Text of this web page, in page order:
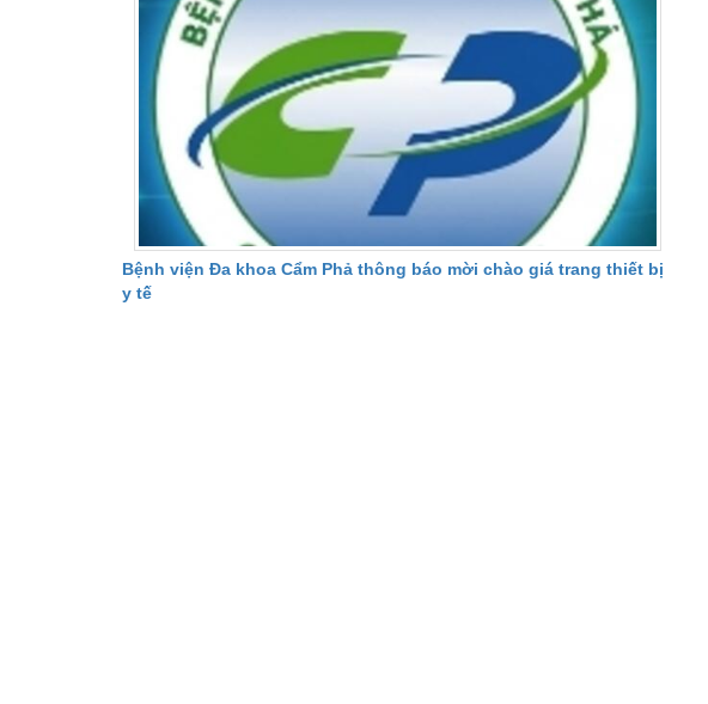
Bệnh viện Đa khoa Cẩm Phả thông báo mời chào giá trang thiết bị
y tế